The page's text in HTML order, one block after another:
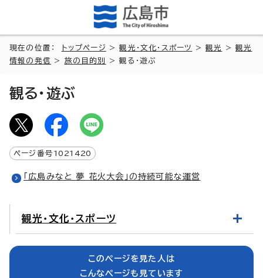
現在の位置： トップページ >観光・文化・スポーツ >観光 >観光
情報の発信
> 旅の目的別 > 観る・遊ぶ
観る・遊ぶ
ページ番号 1021420
「広島みなと 夢 花火大会」の持続可能な運営
観光・文化・スポーツ
このページを見た人は
こんなページも見ています